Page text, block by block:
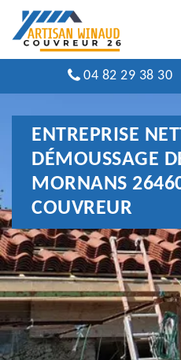
04 82 29 38 30
ENTREPRISE
DÉMOUSSAGE
MORNANS
COUVREUR